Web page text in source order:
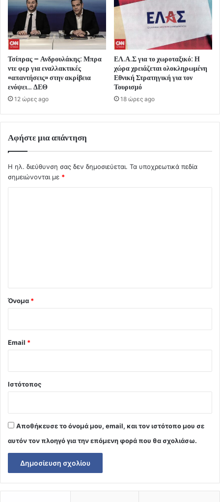
Τσίπρας – Ανδρουλάκης: Μπρα
ντε φερ για εναλλακτικές
«απαντήσεις» στην ακρίβεια
ενόψει… ΔΕΘ
12 ώρες ago
ΕΛ.Α.Σ για το χωροταξικό: Η
χώρα χρειάζεται ολοκληρωμένη
Εθνική Στρατηγική για τον
Τουρισμό
18 ώρες ago
Αφήστε μια απάντηση
Η ηλ. διεύθυνση σας δεν δημοσιεύεται. Τα υποχρεωτικά πεδία
σημειώνονται με *
Όνομα *
Email *
Ιστότοπος
Αποθήκευσε το όνομά μου, email, και τον ιστότοπο μου σε
αυτόν τον πλοηγό για την επόμενη φορά που θα σχολιάσω.